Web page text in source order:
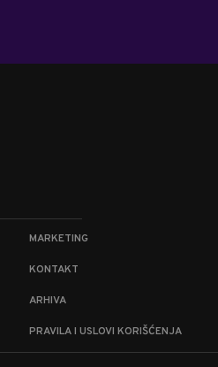
MARKETING
KONTAKT
ARHIVA
PRAVILA I USLOVI KORIŠĆENJA